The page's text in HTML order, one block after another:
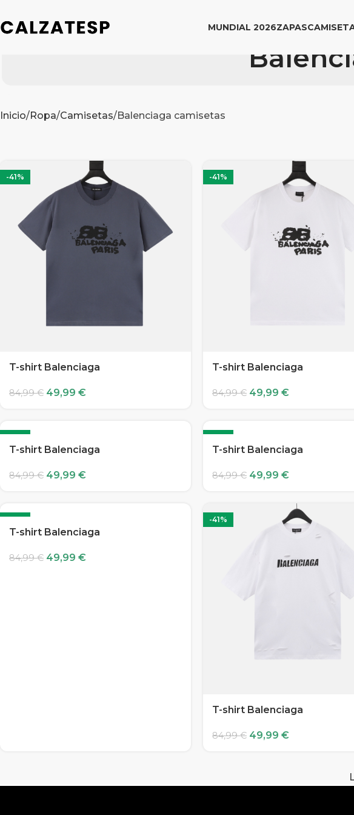
MUNDIAL 2026ZAPAS
Inicio Ropa Camisetas Balenciaga camisetas
-41%
T-shirt Balenciaga
84,99€ 49,99 €
-41%
T-shirt Balenciaga
84,99€ 49,99 €
-41%
T-shirt Balenciaga
84,99€ 49,99 €
-41%
T-shirt Balenciaga
84,99€ 49,99 €
-41%
T-shirt Balenciaga
84,99€ 49,99 €
-41%
T-shirt Balenciaga
84,99€ 49,99 €